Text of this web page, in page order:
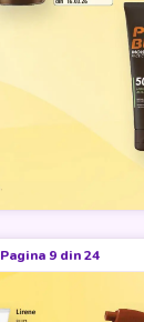
Pagina 9 din 24